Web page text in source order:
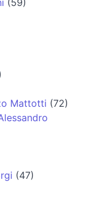
Mattotti (72)
(47)